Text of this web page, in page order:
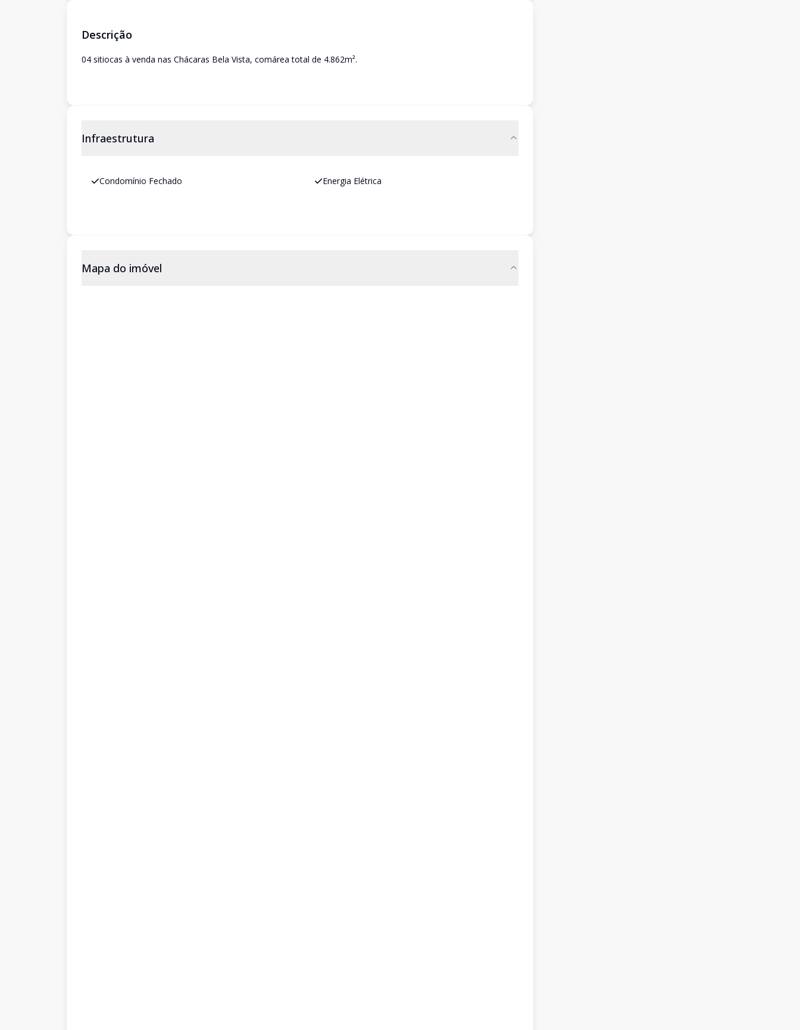
Descrição
04 sitiocas à venda nas Chácaras Bela Vista, comárea total de 4.862m².
Infraestrutura
Condomínio Fechado Energia Elétrica
Mapa do imóvel